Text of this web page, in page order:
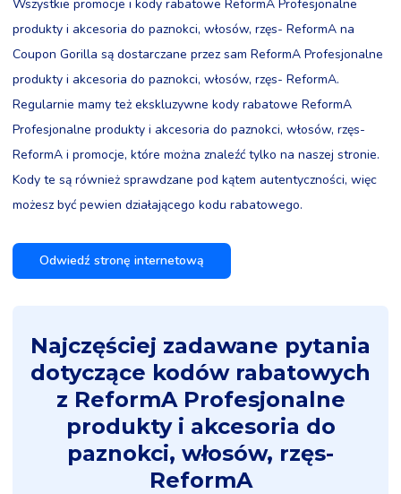
Wszystkie promocje i kody rabatowe ReformA Profesjonalne
produkty i akcesoria do paznokci, włosów, rzęs- ReformA na
Coupon Gorilla są dostarczane przez sam ReformA Profesjonalne
produkty i akcesoria do paznokci, włosów, rzęs- ReformA.
Regularnie mamy też ekskluzywne kody rabatowe ReformA
Profesjonalne produkty i akcesoria do paznokci, włosów, rzęs-
ReformA i promocje, które można znaleźć tylko na naszej stronie.
Kody te są również sprawdzane pod kątem autentyczności, więc
możesz być pewien działającego kodu rabatowego.
Odwiedź stronę internetową
Najczęściej zadawane pytania
dotyczące kodów rabatowych
z ReformA Profesjonalne
produkty i akcesoria do
paznokci, włosów, rzęs-
ReformA